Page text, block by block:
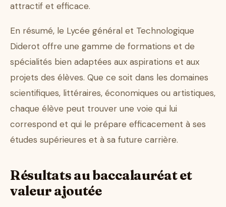
attractif et efficace.
En résumé, le Lycée général et Technologique
Diderot offre une gamme de formations et de
spécialités bien adaptées aux aspirations et aux
projets des élèves. Que ce soit dans les domaines
scientifiques, littéraires, économiques ou artistiques,
chaque élève peut trouver une voie qui lui
correspond et qui le prépare efficacement à ses
études supérieures et à sa future carrière.
Résultats au baccalauréat et
valeur ajoutée